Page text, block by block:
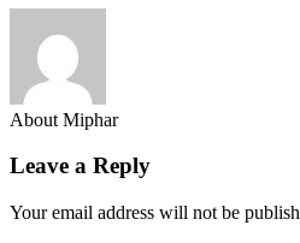
About Miphar
Leave a Reply
Your email address will not be